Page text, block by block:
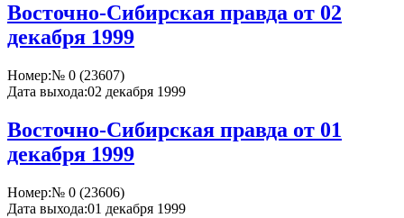
Восточно-Сибирская правда от 02
декабря 1999
Номер:№ 0 (23607)
Дата выхода:02 декабря 1999
Восточно-Сибирская правда от 01
декабря 1999
Номер:№ 0 (23606)
Дата выхода:01 декабря 1999